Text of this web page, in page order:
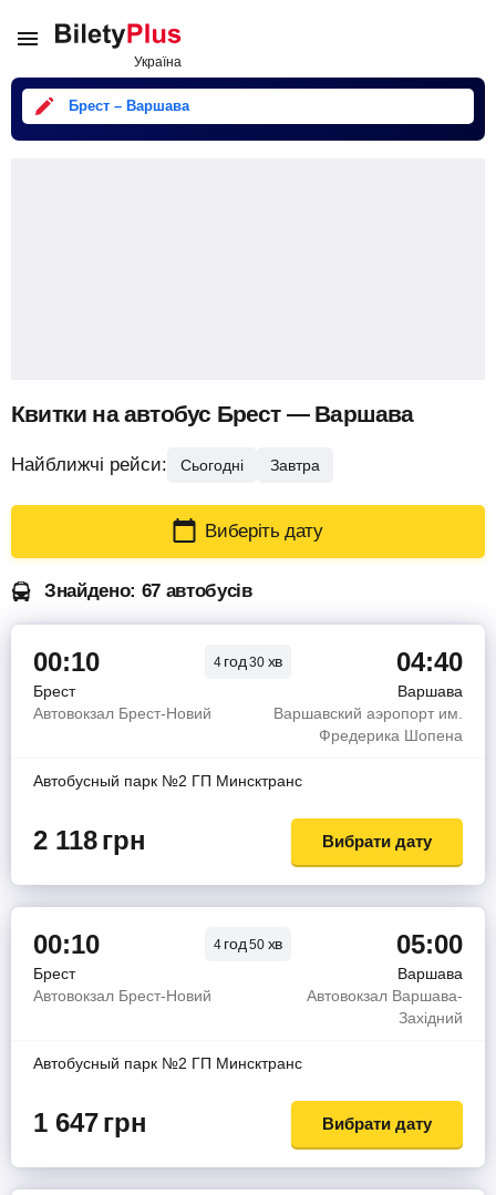
Брест – Варшава
Квитки на автобус Брест — Варшава
Найближчі рейси: Сьогодні Завтра
Виберіть дату
Знайдено: 67 автобусів
00:10 4 год30 хв 04:40
Брест
Варшава
Автовокзал Брест-Новий
Варшавский аэропорт им.
Фредерика Шопена
Автобусный парк №2 ГП Минсктранс
2 118грн Вибрати дату
00:10 4 год50 хв 05:00
Брест
Варшава
Автовокзал Брест-Новий
Автовокзал Варшава-
Західний
Автобусный парк №2 ГП Минсктранс
1 647грн Вибрати дату